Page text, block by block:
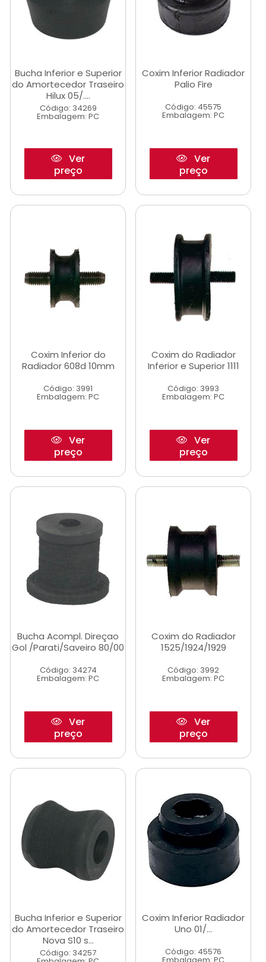
Bucha Inferior e Superior
do Amortecedor Traseiro
Hilux 05/....
Código: 34269
Embalagem: PC
Ver
preço
Coxim Inferior Radiador
Palio Fire
Código: 45575
Embalagem: PC
Ver
preço
Coxim Inferior do
Radiador 608d 10mm
Código: 3991
Embalagem: PC
Ver
preço
Coxim do Radiador
Inferior e Superior 1111
Código: 3993
Embalagem: PC
Ver
preço
Bucha Acompl. Direçao
Gol /Parati/Saveiro 80/00
Código: 34274
Embalagem: PC
Ver
preço
Coxim do Radiador
1525/1924/1929
Código: 3992
Embalagem: PC
Ver
preço
Bucha Inferior e Superior
do Amortecedor Traseiro
Nova S10 s...
Código: 34257
Coxim Inferior Radiador
Uno 01/...
Código: 45576